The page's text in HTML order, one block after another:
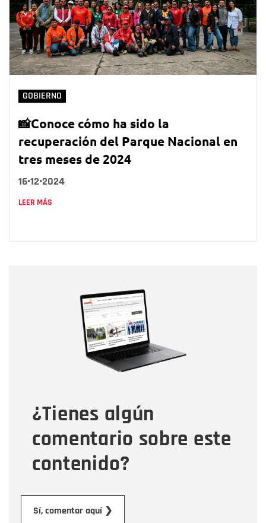
GOBIERNO
📸Conoce cómo ha sido la
recuperación del Parque Nacional en
tres meses de 2024
16•12•2024
LEER MÁS
¿Tienes algún
comentario sobre este
contenido?
Sí, comentar aquí ❯
Correo electrónico
Tipo de comentario
Mensaje